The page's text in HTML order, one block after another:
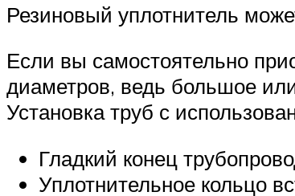
Резиновый уплотнитель
Если вы самостоятельно
диаметров, ведь большое
Установка труб с
Гладкий конец
Уплотнительное кольцо